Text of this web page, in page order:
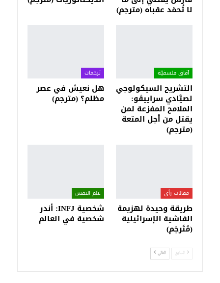
لا تُحمَد عقباه (مترجم)
آفاق فلسفيّة‎
التشريح السيكولوجي
لصيَّادي سراييڤو:
الملامح المفزعة لمن
يقتل من أجل المتعة
(مترجم)
ترجمات
هل نعيش في عصر
مظلم؟ (مترجم)
مقالات رأي
طريقة وحيدة لهزيمة
الفاشية الإسرائيلية
(مُتَرجَم)
علم النفس
شخصية INFJ: أندر
شخصية في العالم
السابق التالي